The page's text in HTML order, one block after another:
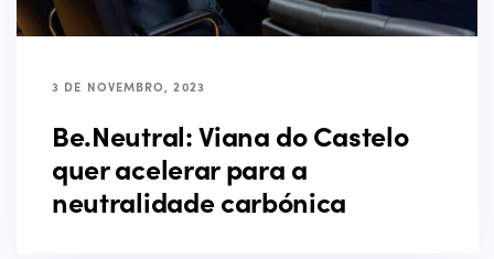
3 DE NOVEMBRO, 2023
Be.Neutral: Viana do Castelo
quer acelerar para a
neutralidade carbónica